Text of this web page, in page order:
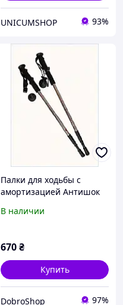
UNICUMSHOP 93%
Палки для ходьбы с
амортизацией Антишок
В наличии
670₴
Купить
DobroShop 97%